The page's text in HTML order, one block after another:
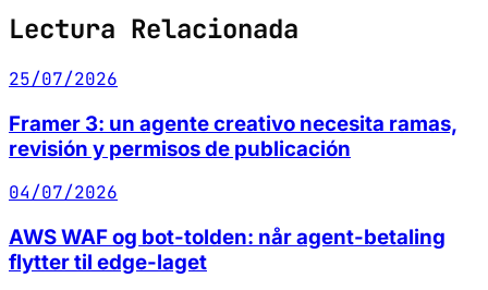
Lectura Relacionada
25/07/2026
Framer 3: un agente creativo necesita ramas,
revisión y permisos de publicación
04/07/2026
AWS WAF og bot-tolden: når agent-betaling
flytter til edge-laget